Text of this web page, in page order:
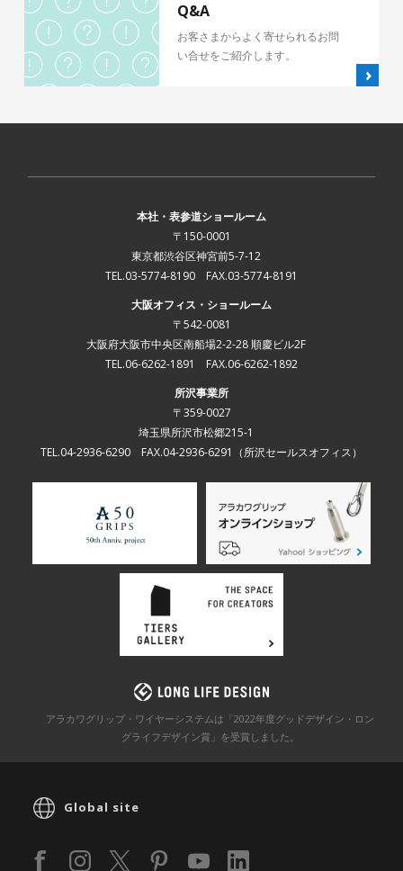
Q&A
お客さまからよく寄せられるお問
い合せをご紹介します。
本社・表参道ショールーム
〒150-0001
東京都渋谷区神宮前5-7-12
TEL.03-5774-8190 FAX.03-5774-8191
大阪オフィス・ショールーム
〒542-0081
大阪府大阪市中央区南船場2-2-28 順慶ビル2F
TEL.06-6262-1891 FAX.06-6262-1892
所沢事業所
〒359-0027
埼玉県所沢市松郷215-1
TEL.04-2936-6290 FAX.04-2936-6291 （所沢セールスオフィス）
アラカワグリップ・ワイヤーシステムは「2022年度グッドデザイン・ロン
グライフデザイン賞」を受賞しました。
Global site